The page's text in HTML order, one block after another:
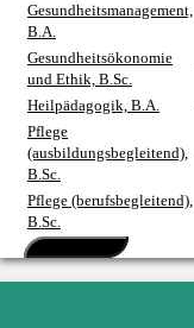
Gesundheitsmanagement,
B.A.
Gesundheitsökonomie
und Ethik, B.Sc.
Heilpädagogik, B.A.
Pflege
(ausbildungsbegleitend),
B.Sc.
Pflege (berufsbegleitend),
B.Sc.
Mehr anzeigen